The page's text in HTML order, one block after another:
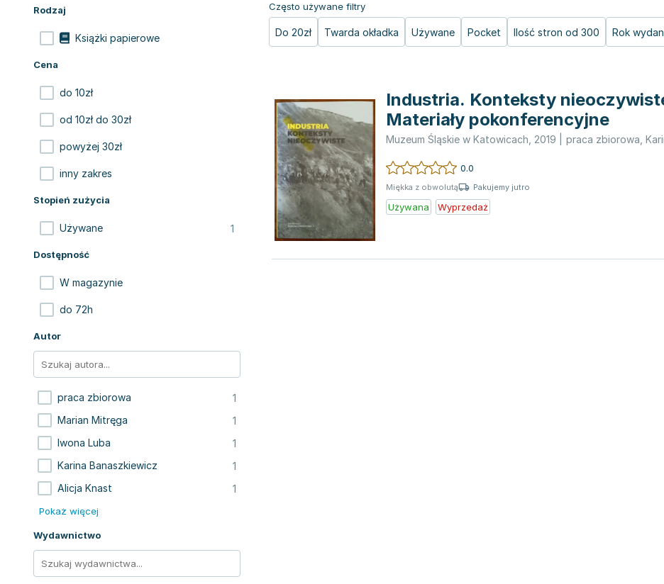
Rodzaj
Książki papierowe
Cena
do 10zł
od 10zł do 30zł
powyżej 30zł
inny zakres
Stopień zużycia
Używane 1
Dostępność
W magazynie
do 72h
Autor
praca zbiorowa 1
Marian Mitręga 1
Iwona Luba 1
Karina Banaszkiewicz 1
Alicja Knast 1
Pokaż więcej
Wydawnictwo
Często używane filtry
Do 20zł Twarda okładka Używane Pocket Ilość stron od 300 Rok
Industria. Konteksty
Materiały pokonferencyjne
Muzeum Śląskie w Katowicach 2019 praca zbiorowa
0.0
Miękka z obwolutą Pakujemy jutro
Używana Wyprzedaż